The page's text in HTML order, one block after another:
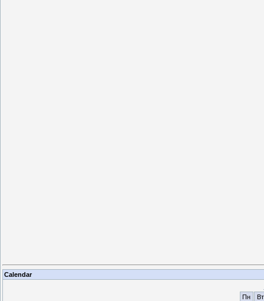
Calendar
Пн
Вт